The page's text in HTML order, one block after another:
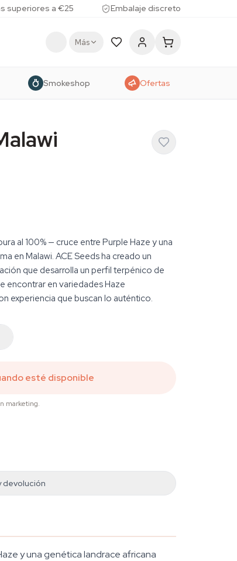
superiores a €25 Embalaje discreto
Más
Smokeshop Ofertas
al 100% — cruce entre Purple Haze y una
en Malawi. ACE Seeds ha creado un
que desarrolla un perfil terpénico de
encontrar en variedades Haze
experiencia que buscan lo auténtico.
esté disponible
marketing.
devolución
y una genética landrace africana